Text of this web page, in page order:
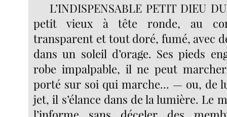
L’INDISPENSABLE PETIT DIEU
petit vieux à tête ronde, au
transparent et tout doré, fumé, avec
dans un soleil d’orage. Ses pieds
robe impalpable, il ne peut
porté sur soi qui marche... — ou, de
jet, il s’élance dans de la lumière. Le